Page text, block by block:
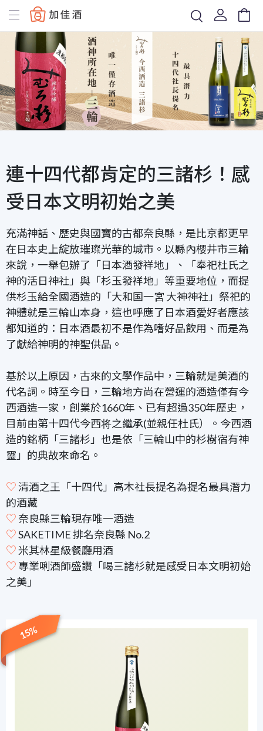
Baccus
連十四代都肯定的三諸杉！感
受日本文明初始之美
充滿神話、歷史與國寶的古都奈良縣，是比京都更早
在日本史上綻放璀璨光華的城市。以縣內櫻井市三輪
來說，一舉包辦了「日本酒發祥地」、「奉祀杜氏之
神的活日神社」與「杉玉發祥地」等重要地位，而提
供杉玉給全國酒造的「大和国一宮 大神神社」祭祀的
神體就是三輪山本身，這也呼應了日本酒愛好者應該
都知道的：日本酒最初不是作為嗜好品飲用、而是為
了獻給神明的神聖供品。
基於以上原因，古來的文學作品中，三輪就是美酒的
代名詞。時至今日，三輪地方尚在營運的酒造僅有今
西酒造一家，創業於1660年、已有超過350年歷史，
目前由第十四代今西将之繼承(並親任杜氏）。今西酒
造的銘柄「三諸杉」也是依「三輪山中的杉樹宿有神
靈」的典故來命名。
♡ 清酒之王「十四代」高木社長提名為提名最具潛力
的酒藏
♡ 奈良縣三輪現存唯一酒造
♡SAKETIME 排名奈良縣 No.2
♡米其林星級餐廳用酒
♡ 專業唎酒師盛讚「喝三諸杉就是感受日本文明初始
之美」
15%